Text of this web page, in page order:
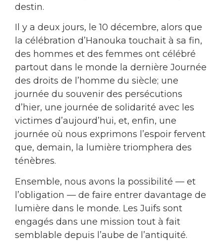
destin.
Il y a deux jours, le 10 décembre, alors que
la célébration d’Hanouka touchait à sa fin,
des hommes et des femmes ont célébré
partout dans le monde la dernière Journée
des droits de l’homme du siècle; une
journée du souvenir des persécutions
d’hier, une journée de solidarité avec les
victimes d’aujourd’hui, et, enfin, une
journée où nous exprimons l’espoir fervent
que, demain, la lumière triomphera des
ténèbres.
Ensemble, nous avons la possibilité — et
l’obligation — de faire entrer davantage de
lumière dans le monde. Les Juifs sont
engagés dans une mission tout à fait
semblable depuis l’aube de l’antiquité.